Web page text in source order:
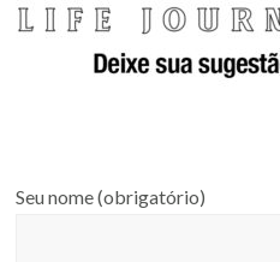
Seu nome (obrigatório)